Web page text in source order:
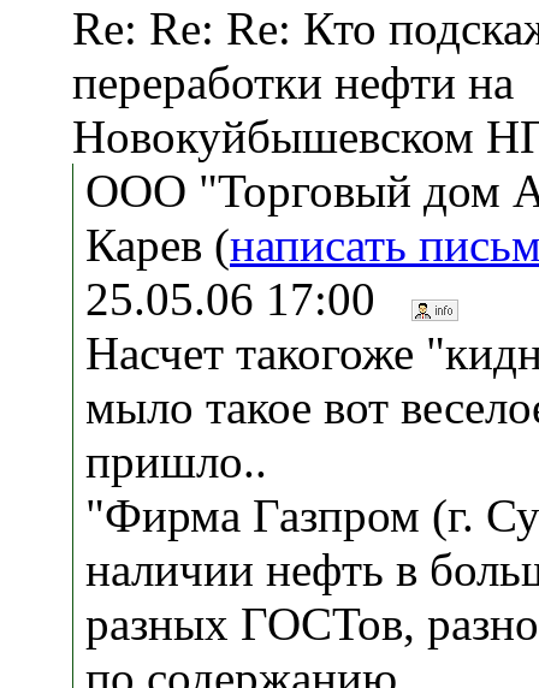
Re: Re: Re: Кто
переработки нефти на
Новокуйбышевском
ООО "Торговый дом
Карев (написать
25.05.06 17:00
Насчет такогоже
мыло такое вот
пришло..
"Фирма Газпром (г.
наличии нефть в
разных ГОСТов,
по содержанию